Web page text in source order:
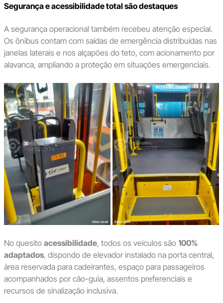
Segurança e acessibilidade total são destaques
A segurança operacional também recebeu atenção especial.
Os ônibus contam com saídas de emergência distribuídas nas
janelas laterais e nos alçapões do teto, com acionamento por
alavanca, ampliando a proteção em situações emergenciais.
No quesito acessibilidade, todos os veículos são 100%
adaptados, dispondo de elevador instalado na porta central,
área reservada para cadeirantes, espaço para passageiros
acompanhados por cão-guia, assentos preferenciais e
recursos de sinalização inclusiva.